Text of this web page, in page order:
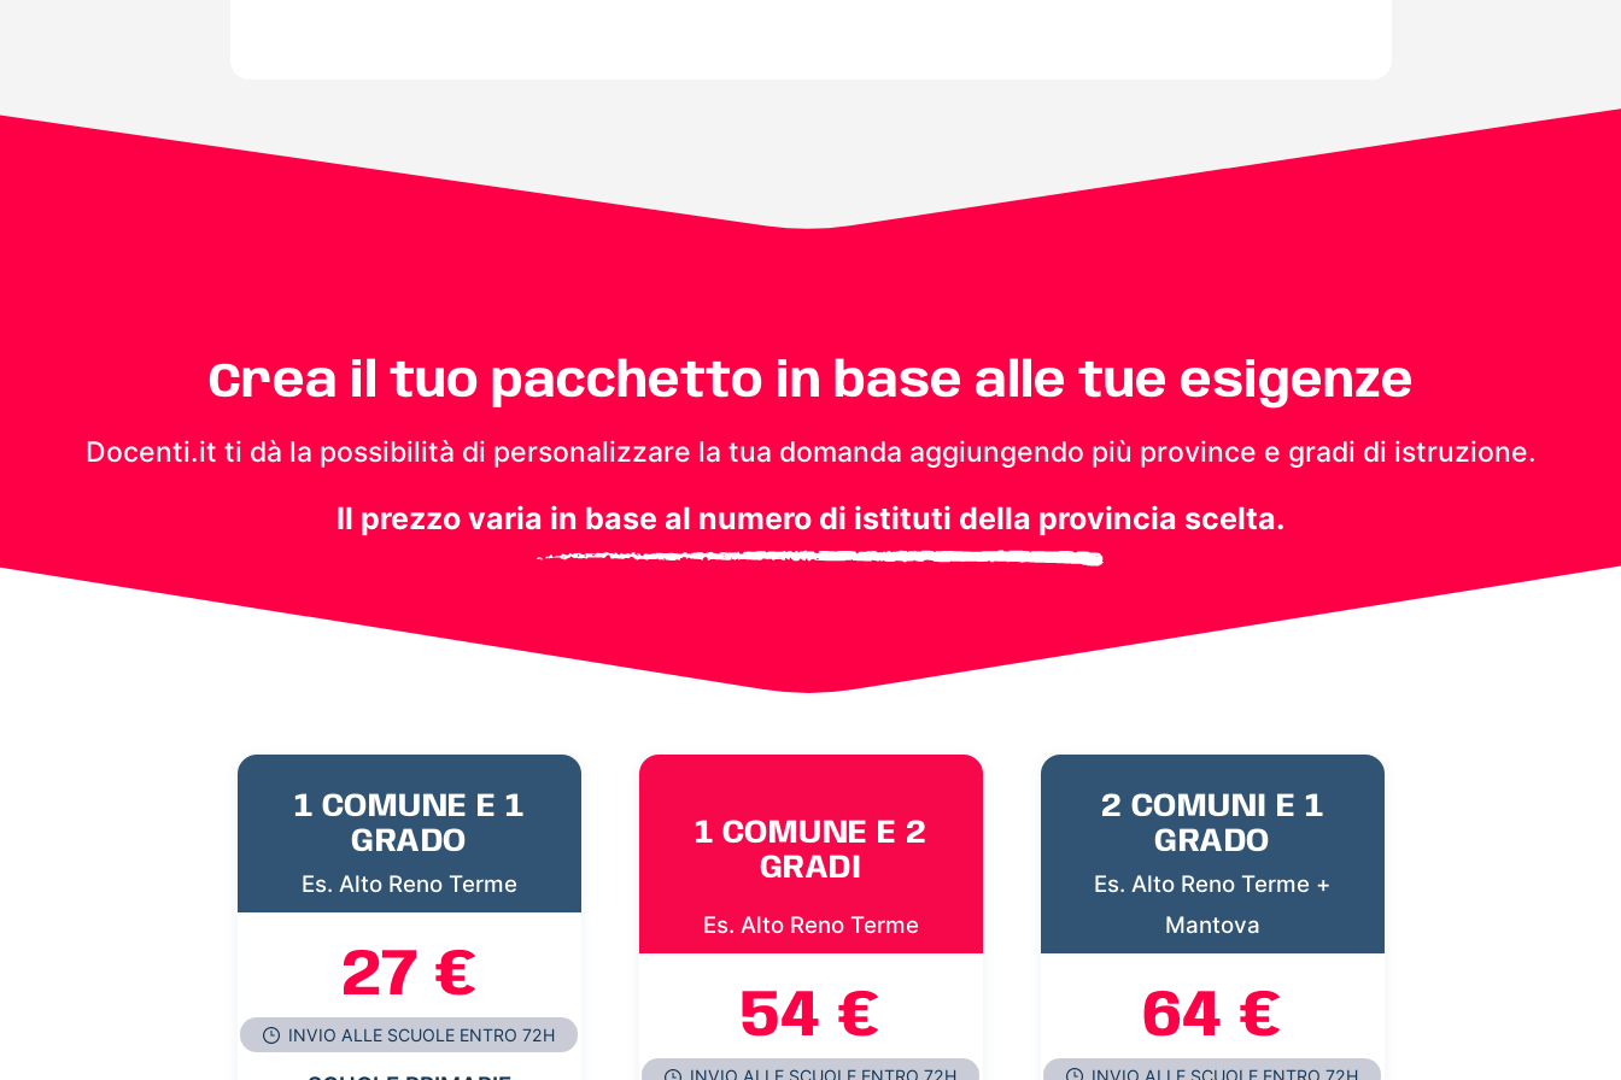
Crea il tuo pacchetto in base alle tue esigenze
Docenti.it ti dà la possibilità di personalizzare la tua domanda aggiungendo più province e gradi di istruzione.
Il prezzo varia in base al numero di istituti della provincia scelta.
1 COMUNE E 1
GRADO
Es. Alto Reno Terme
27 €
INVIO ALLE SCUOLE ENTRO 72H
1 COMUNE E 2
GRADI
Es. Alto Reno Terme
54 €
2 COMUNI E 1
GRADO
Es. Alto Reno Terme +
Mantova
64 €
INVIO ALLE SCUOLE ENTRO 72H